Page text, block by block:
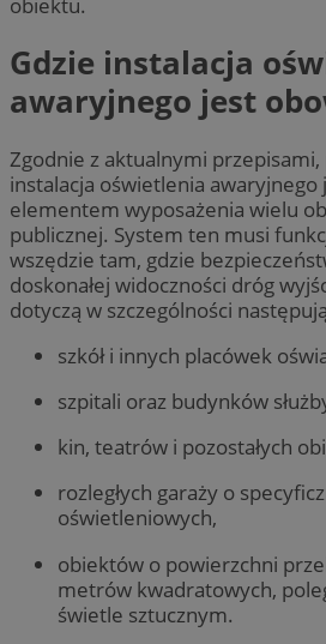
Gdzie instalacja
awaryjnego jest
Zgodnie z aktualnymi
instalacja oświetlenia
elementem wyposażenia wielu
publicznej. System ten musi
wszędzie tam, gdzie
doskonałej widoczności dróg
dotyczą w szczególności
szkół i innych placówek
szpitali oraz budynków
kin, teatrów i pozostałych
rozległych garaży o
oświetleniowych,
obiektów o powierzchni
metrów kwadratowych,
świetle sztucznym.